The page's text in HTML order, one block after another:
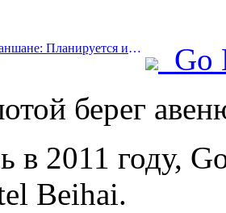
Prev:Туризм в Хуаншане: Планируется инвестировать 530 миллионов юаней в реконструкцию отелей.
Go
берег
в 2011 году,
Beihai.